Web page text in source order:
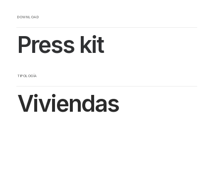
DOWNLOAD
Press kit
TIPOLOGÍA
Viviendas